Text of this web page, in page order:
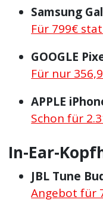
Samsung
Für 799€
GOOGLE
Für nur
APPLE
Schon für
In-Ear-
JBL Tune
Angebot für